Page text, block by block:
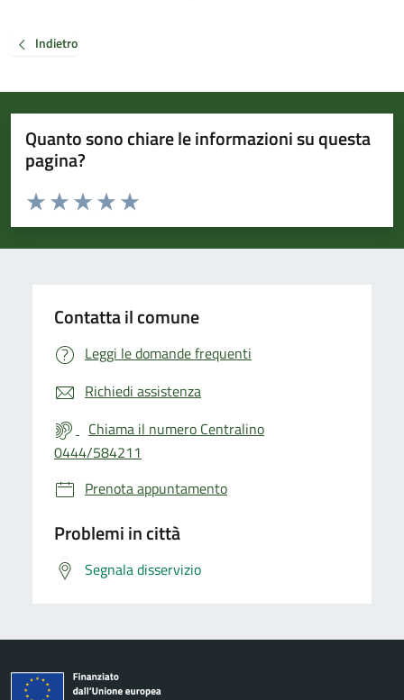
Indietro
Quanto sono chiare le informazioni su questa
pagina?
Valuta da 1 a 5 stelle la pagina
Valuta 5 stelle su 5
Valuta 4 stelle su 5
Valuta 3 stelle su 5
Valuta 2 stelle su 5
Valuta 1 stelle su 5
Contatta il comune
Leggi le domande frequenti
Richiedi assistenza
Chiama il numero Centralino
0444/584211
Prenota appuntamento
Problemi in città
Segnala disservizio